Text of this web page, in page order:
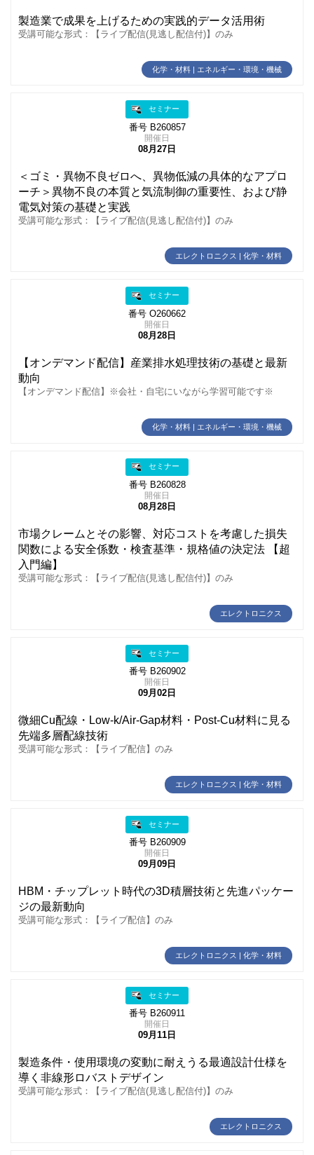
製造業で成果を上げるための実践的データ活用術
受講可能な形式：【ライブ配信(見逃し配信付)】のみ
化学・材料 | エネルギー・環境・機械
セミナー
番号 B260857
開催日
08月27日
＜ゴミ・異物不良ゼロへ、異物低減の具体的なアプロ
ーチ＞異物不良の本質と気流制御の重要性、および静
電気対策の基礎と実践
受講可能な形式：【ライブ配信(見逃し配信付)】のみ
エレクトロニクス | 化学・材料
セミナー
番号 O260662
開催日
08月28日
【オンデマンド配信】産業排水処理技術の基礎と最新
動向
【オンデマンド配信】※会社・自宅にいながら学習可能です※
化学・材料 | エネルギー・環境・機械
セミナー
番号 B260828
開催日
08月28日
市場クレームとその影響、対応コストを考慮した損失
関数による安全係数・検査基準・規格値の決定法 【超
入門編】
受講可能な形式：【ライブ配信(見逃し配信付)】のみ
エレクトロニクス
セミナー
番号 B260902
開催日
09月02日
微細Cu配線・Low‑k/Air-Gap材料・Post-Cu材料に見る
先端多層配線技術
受講可能な形式：【ライブ配信】のみ
エレクトロニクス | 化学・材料
セミナー
番号 B260909
開催日
09月09日
HBM・チップレット時代の3D積層技術と先進パッケー
ジの最新動向
受講可能な形式：【ライブ配信】のみ
エレクトロニクス | 化学・材料
セミナー
番号 B260911
開催日
09月11日
製造条件・使用環境の変動に耐えうる最適設計仕様を
導く非線形ロバストデザイン
受講可能な形式：【ライブ配信(見逃し配信付)】のみ
エレクトロニクス